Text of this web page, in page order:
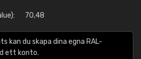
70,48
kan du skapa dina egna RAL-
ett konto.